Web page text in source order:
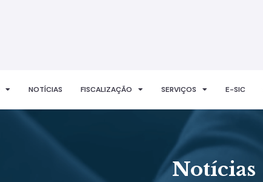
NOTÍCIAS FISCALIZAÇÃO SERVIÇOS E-SIC
Notícias